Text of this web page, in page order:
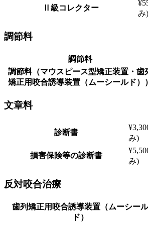
Ⅱ級コレクター
み)
調節料
調節料
調節料（マウスピース型矯正装置・歯
矯正用咬合誘導装置（ムーシールド））
文章料
診断書
み)
損害保険等の診断書
み)
反対咬合治療
歯列矯正用咬合誘導装置（ムーシール
ド）